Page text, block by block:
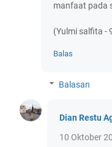
manfaat pada
(Yulmi salfita -
Balas
Balasan
Dian Restu
10 Oktober